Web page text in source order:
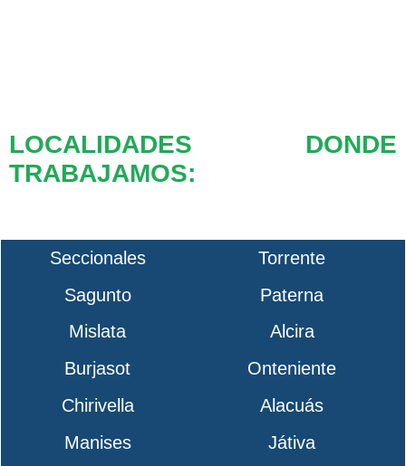
LOCALIDADES DONDE
TRABAJAMOS:
Seccionales
Torrente
Sagunto
Paterna
Mislata
Alcira
Burjasot
Onteniente
Chirivella
Alacuás
Manises
Játiva